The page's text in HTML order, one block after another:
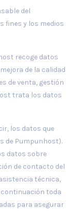
del
fines y los medios
recoge datos
de la calidad
de venta, gestión
trata los datos
los datos que
de Pumpunhost).
datos sobre
de contacto del
técnica,
continuación toda
para asegurar